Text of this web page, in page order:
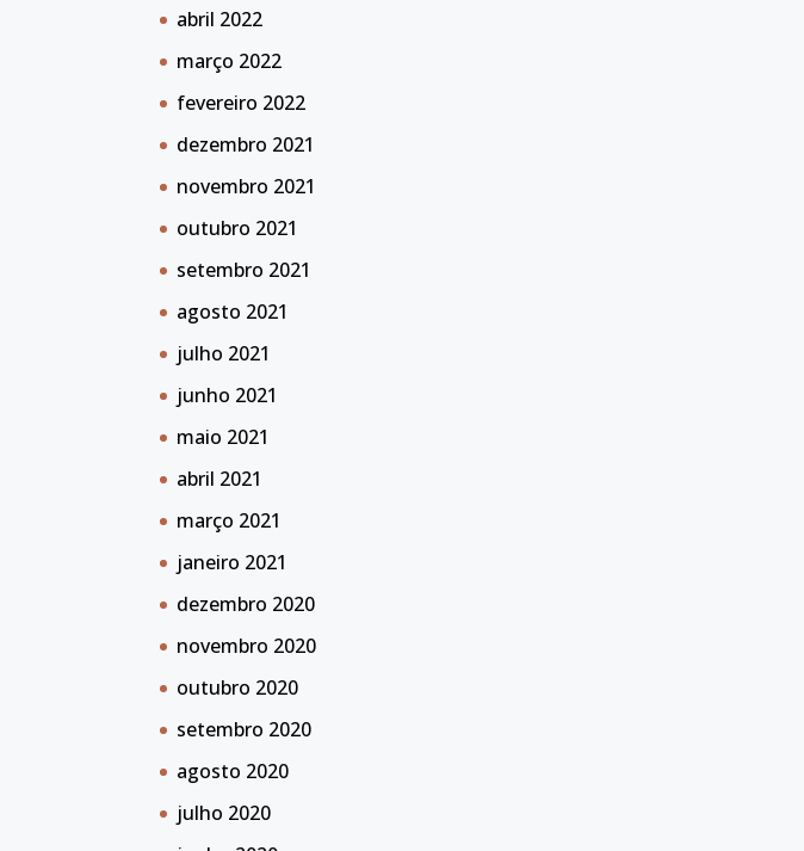
abril 2022
março 2022
fevereiro 2022
dezembro 2021
novembro 2021
outubro 2021
setembro 2021
agosto 2021
julho 2021
junho 2021
maio 2021
abril 2021
março 2021
janeiro 2021
dezembro 2020
novembro 2020
outubro 2020
setembro 2020
agosto 2020
julho 2020